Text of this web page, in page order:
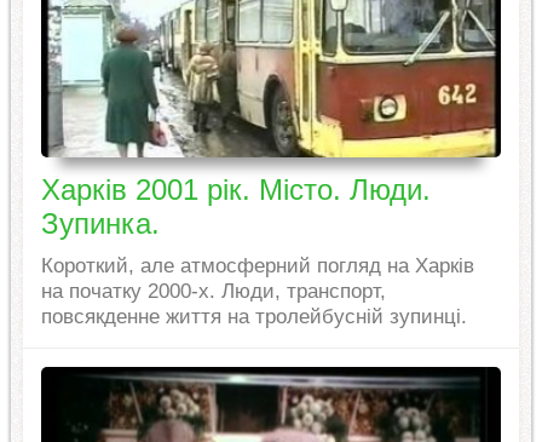
Харків 2001 рік. Місто. Люди.
Зупинка.
Короткий, але атмосферний погляд на Харків
на початку 2000-х. Люди, транспорт,
повсякденне життя на тролейбусній зупинці.